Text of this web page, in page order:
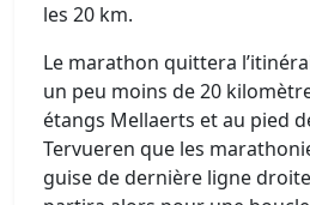
les 20 km.
Le marathon quittera
un peu moins de 20
étangs Mellaerts et au pied
Tervueren que les
guise de dernière ligne